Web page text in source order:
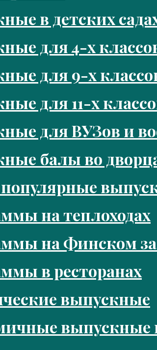
в детских
для 4-х
для 9-х
для 11-х
для ВУЗов и
балы во
на теплоходах
на Финском
в ресторанах
выпускные
выпускные